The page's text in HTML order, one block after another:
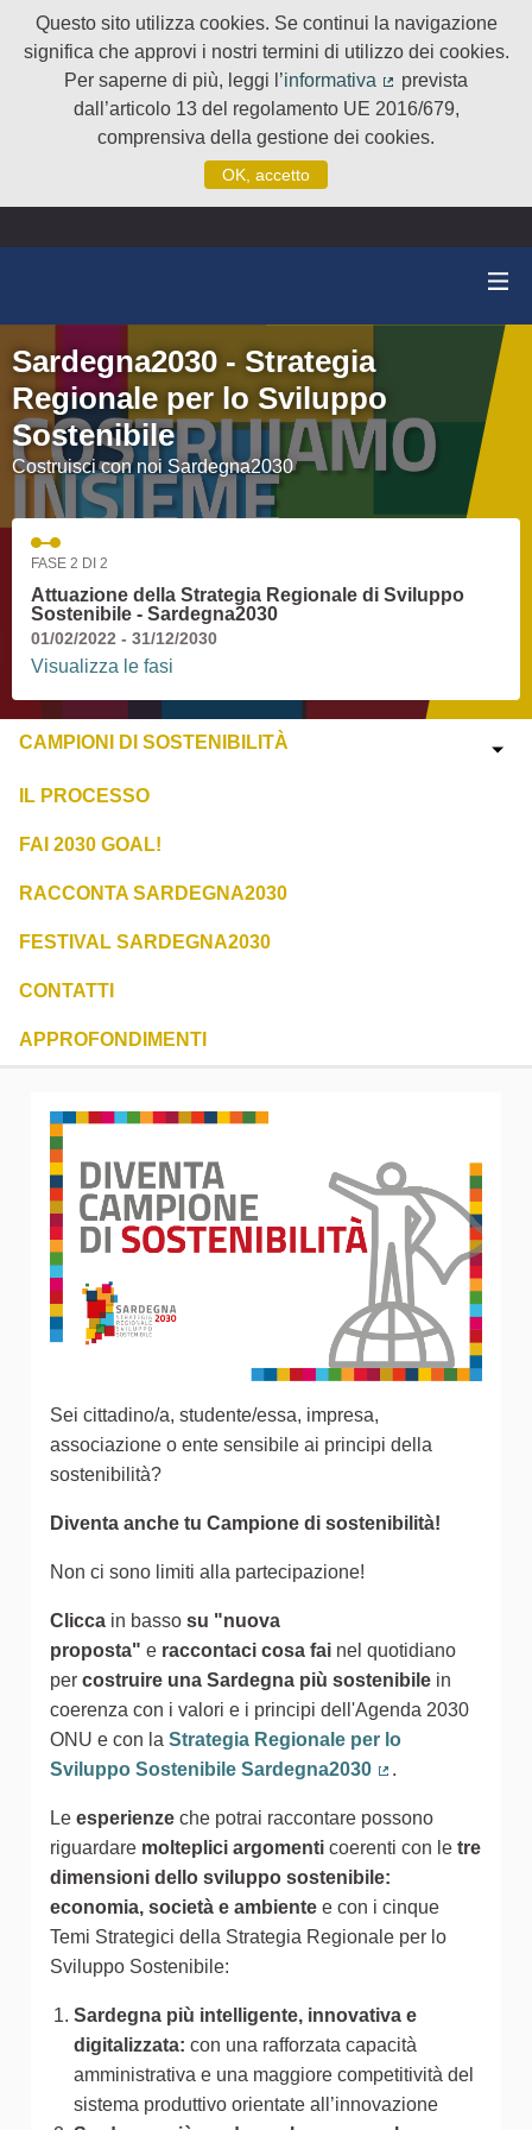
Questo sito utilizza cookies. Se continui la navigazione
significa che approvi i nostri termini di utilizzo dei cookies.
Per saperne di più, leggi l’informativa
(Collegamento
prevista
dall’articolo 13 del regolamento UE 2016/679,
comprensiva della gestione dei cookies.
OK, accetto
Sardegna2030 - Strategia
Regionale per lo Sviluppo
Sostenibile
Costruisci con noi Sardegna2030
FASE 2 DI 2
Attuazione della Strategia Regionale di Sviluppo
Sostenibile - Sardegna2030
01/02/2022 - 31/12/2030
Visualizza le fasi
CAMPIONI DI SOSTENIBILITÀ
IL PROCESSO
FAI 2030 GOAL!
RACCONTA SARDEGNA2030
FESTIVAL SARDEGNA2030
CONTATTI
APPROFONDIMENTI
Sei cittadino/a, studente/essa, impresa,
associazione o ente sensibile ai principi della
sostenibilità?
Diventa anche tu Campione di sostenibilità!
Non ci sono limiti alla partecipazione!
Clicca in basso su "nuova
proposta" e raccontaci cosa fai nel quotidiano
per costruire una Sardegna più sostenibile in
coerenza con i valori e i principi dell'Agenda 2030
ONU e con la Strategia Regionale per lo
Sviluppo Sostenibile Sardegna2030
.
Le esperienze che potrai raccontare possono
riguardare molteplici argomenti coerenti con le tre
dimensioni dello sviluppo sostenibile:
economia, società e ambiente e con i cinque
Temi Strategici della Strategia Regionale per lo
Sviluppo Sostenibile:
Sardegna più intelligente, innovativa e
digitalizzata: con una rafforzata capacità
amministrativa e una maggiore competitività del
sistema produttivo orientate all’innovazione